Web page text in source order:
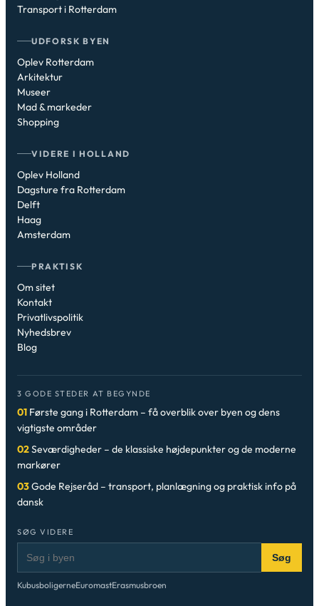
Transport i Rotterdam
UDFORSK BYEN
Oplev Rotterdam
Arkitektur
Museer
Mad & markeder
Shopping
VIDERE I HOLLAND
Oplev Holland
Dagsture fra Rotterdam
Delft
Haag
Amsterdam
PRAKTISK
Om sitet
Kontakt
Privatlivspolitik
Nyhedsbrev
Blog
3 GODE STEDER AT BEGYNDE
01 Første gang i Rotterdam – få overblik over byen og dens
vigtigste områder
02Seværdigheder – de klassiske højdepunkter og de moderne
markører
03Gode Rejseråd – transport, planlægning og praktisk info på
dansk
SØG VIDERE
Søg
KubusboligerneEuromastErasmusbroen